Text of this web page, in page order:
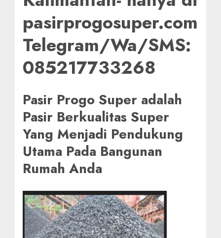
pasirprogosuper.com
Telegram/Wa/SMS:
085217733268
Pasir Progo Super adalah
Pasir Berkualitas Super
Yang Menjadi Pendukung
Utama Pada Bangunan
Rumah Anda